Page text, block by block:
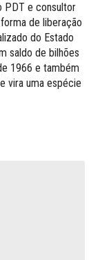
PDT e consultor
de liberação
do Estado
saldo de bilhões
1966 e também
vira uma espécie